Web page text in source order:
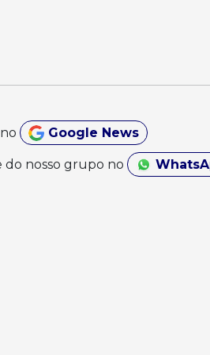
Google News
do nosso grupo no